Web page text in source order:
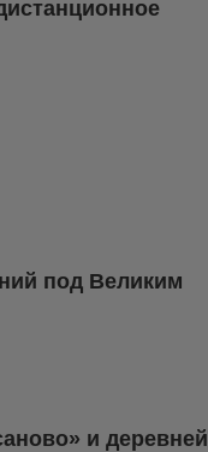
под Великим
и деревней